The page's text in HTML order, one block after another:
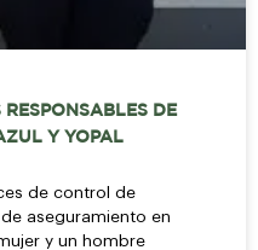
RESPONSABLES DE
Y YOPAL
de control de
aseguramiento en
y un hombre